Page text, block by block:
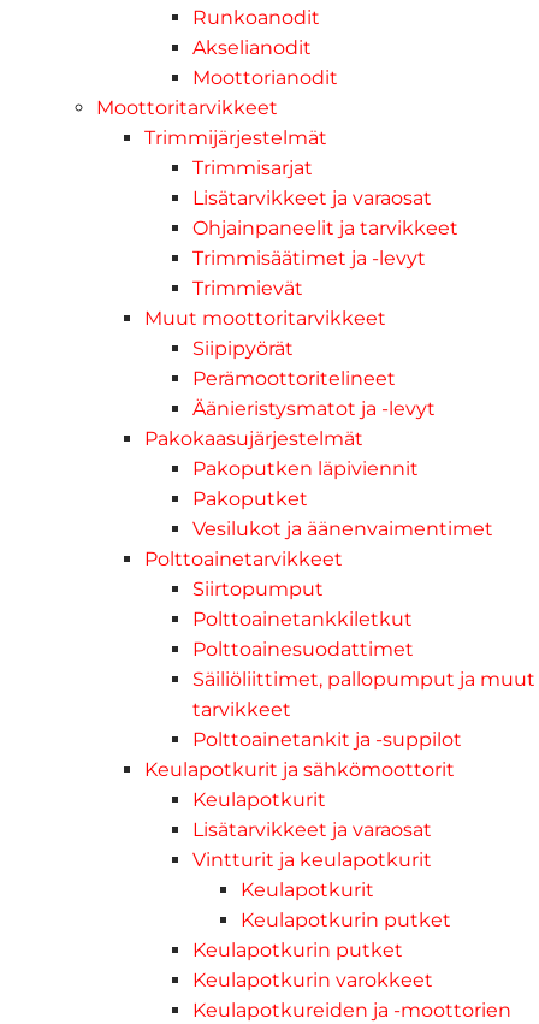
Runkoanodit
Akselianodit
Moottorianodit
Moottoritarvikkeet
Trimmijärjestelmät
Trimmisarjat
Lisätarvikkeet ja varaosat
Ohjainpaneelit ja tarvikkeet
Trimmisäätimet ja -levyt
Trimmievät
Muut moottoritarvikkeet
Siipipyörät
Perämoottoritelineet
Äänieristysmatot ja -levyt
Pakokaasujärjestelmät
Pakoputken läpiviennit
Pakoputket
Vesilukot ja äänenvaimentimet
Polttoainetarvikkeet
Siirtopumput
Polttoainetankkiletkut
Polttoainesuodattimet
Säiliöliittimet, pallopumput ja muut
tarvikkeet
Polttoainetankit ja -suppilot
Keulapotkurit ja sähkömoottorit
Keulapotkurit
Lisätarvikkeet ja varaosat
Vintturit ja keulapotkurit
Keulapotkurit
Keulapotkurin putket
Keulapotkurin putket
Keulapotkurin varokkeet
Keulapotkureiden ja -moottorien